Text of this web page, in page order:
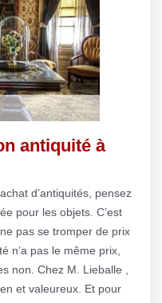
antiquité à
d’antiquités, pensez
pour les objets. C’est
pas se tromper de prix
n’a pas le même prix,
non. Chez M. Lieballe ,
et valeureux. Et pour